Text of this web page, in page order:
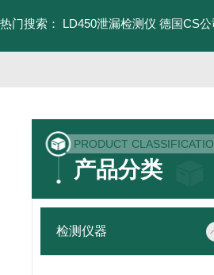
热门搜索： LD450泄漏检测仪 德国CS
PRODUCT
产品分类
检测仪器